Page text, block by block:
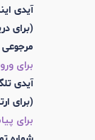
آیدی
(برای
برای
آیدی
(برای
برای